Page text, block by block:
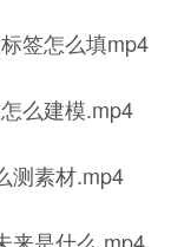
签怎么填mp4
么建模.mp4
测素材.mp4